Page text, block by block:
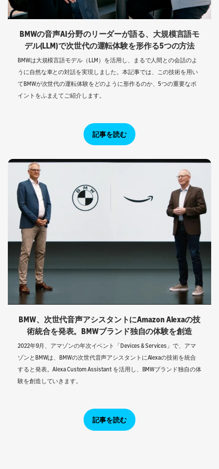
BMWの音声AI分野のリーダーが語る、大規模言語モ
デル(LLM)で次世代の運転体験を形作る5つの方法
BMWは大規模言語モデル（LLM）を活用し、まるで人間との会話のよ
うに自然な車との対話を実現しました。本記事では、この技術を用い
てBMWが次世代の運転体験をどのように形作るのか、5つの重要なポ
イントをふまえてご紹介します。
記事を読む
BMW、次世代音声アシスタントにAmazon Alexaの技
術統合を発表。BMWブランド独自の体験を創造
2022年9月、アマゾンの年次イベント「Devices & Services」で、アマ
ゾンとBMWは、BMWの次世代音声アシスタントにAlexaの技術を統合
すると発表。Alexa Custom Assistant を活用し、BMWブランド独自の体
験を創造していきます。
記事を読む